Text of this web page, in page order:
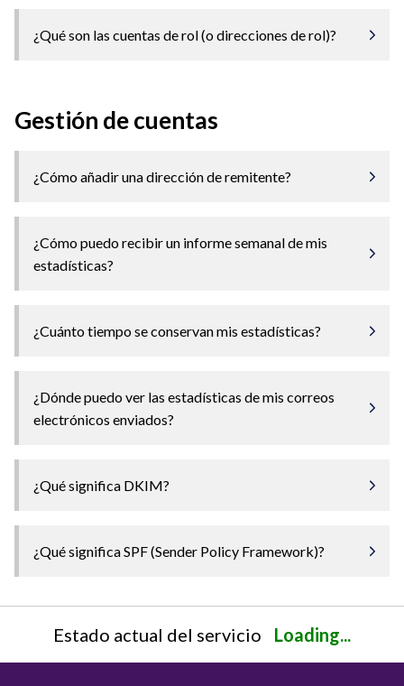
¿Qué son las cuentas de rol (o direcciones de rol)?
Gestión de cuentas
¿Cómo añadir una dirección de remitente?
¿Cómo puedo recibir un informe semanal de mis
estadísticas?
¿Cuánto tiempo se conservan mis estadísticas?
¿Dónde puedo ver las estadísticas de mis correos
electrónicos enviados?
¿Qué significa DKIM?
¿Qué significa SPF (Sender Policy Framework)?
Estado actual del servicio Loading...